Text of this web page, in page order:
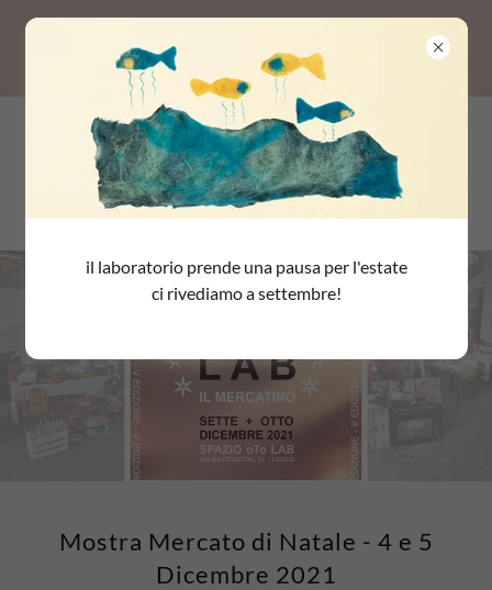
ImmacoLab il mercatino - 7 e 8
Dicembre 2021
Mostra Mercato di Natale - 4 e 5
Dicembre 2021
il laboratorio prende una pausa per l'estate
ci rivediamo a settembre!